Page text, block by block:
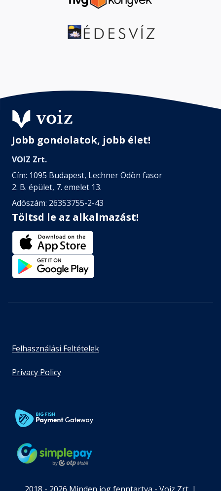
Jobb gondolatok, jobb élet!
VOIZ Zrt.
Cím: 1095 Budapest, Lechner Ödön fasor
2. B. épület, 7. emelet 13.
Adószám: 26353755-2-43
Töltsd le az alkalmazást!
Felhasználási Feltételek
Privacy Policy